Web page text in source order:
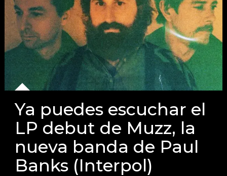
Ya puedes escuchar el
LP debut de Muzz, la
nueva banda de Paul
Banks (Interpol)